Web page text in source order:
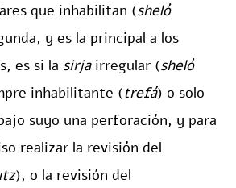
que inhabilitan (sheló
y es la principal a los
es si la sirjairregular (sheló
inhabilitante (trefá) o solo
suyo una perforación, y para
realizar la revisión del
), o la revisión del